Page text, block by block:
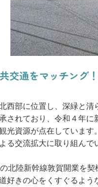
交通をマッチング
西部に位置し、深緑と清
されており、令和４年
光資源が点在していま
る交流拡大に取り組んで
北陸新幹線敦賀開業を
好きの心をくすぐるよ